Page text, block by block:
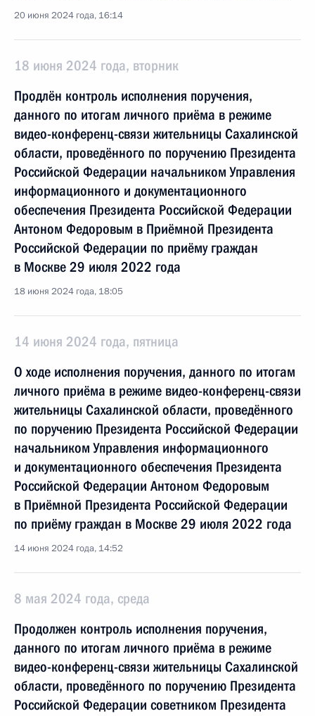
20 июня 2024 года, 16:14
18 июня 2024 года, вторник
Продлён контроль исполнения поручения,
данного по итогам личного приёма в режиме
видео-конференц-связи жительницы Сахалинской
области, проведённого по поручению Президента
Российской Федерации начальником Управления
информационного и документационного
обеспечения Президента Российской Федерации
Антоном Федоровым в Приёмной Президента
Российской Федерации по приёму граждан
в Москве 29 июля 2022 года
18 июня 2024 года, 18:05
14 июня 2024 года, пятница
О ходе исполнения поручения, данного по итогам
личного приёма в режиме видео-конференц-связи
жительницы Сахалинской области, проведённого
по поручению Президента Российской Федерации
начальником Управления информационного
и документационного обеспечения Президента
Российской Федерации Антоном Федоровым
в Приёмной Президента Российской Федерации
по приёму граждан в Москве 29 июля 2022 года
14 июня 2024 года, 14:52
8 мая 2024 года, среда
Продолжен контроль исполнения поручения,
данного по итогам личного приёма в режиме
видео-конференц-связи жительницы Сахалинской
области, проведённого по поручению Президента
Российской Федерации советником Президента